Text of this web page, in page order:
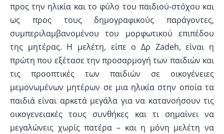
προς την ηλικία και το φύλο του παιδιού-στόχου και
ως προς τους δημογραφικούς παράγοντες,
συμπεριλαμβανομένου του μορφωτικού επιπέδου
της μητέρας. Η μελέτη, είπε ο Δρ Zadeh, είναι η
πρώτη που εξέτασε την προσαρμογή των παιδιών και
τις προοπτικές των παιδιών σε οικογένειες
μεμονωμένων μητέρων σε μια ηλικία στην οποία τα
παιδιά είναι αρκετά μεγάλα για να κατανοήσουν τις
οικογενειακές τους συνθήκες και τι σημαίνει να
μεγαλώνεις χωρίς πατέρα – και η μόνη μελέτη να